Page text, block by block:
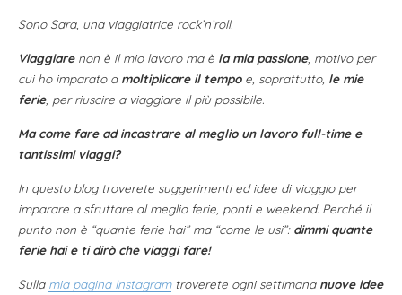
Sono Sara, una viaggiatrice rock’n’roll.
Viaggiarenon è il mio lavoro ma è la mia passione, motivo per
cui ho imparato a moltiplicare il tempoe, soprattutto, le mie
ferie, per riuscire a viaggiare il più possibile.
Ma come fare ad incastrare al meglio un lavoro full-time e
tantissimi viaggi?
In questo blog troverete suggerimenti ed idee di viaggio per
imparare a sfruttare al meglio ferie, ponti e weekend. Perché il
punto non è “quante ferie hai” ma “come le usi”: dimmi quante
ferie hai e ti dirò che viaggi fare!
Sulla mia pagina Instagramtroverete ogni settimana nuove idee